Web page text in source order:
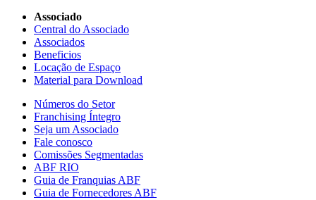
Associado
Central do Associado
Associados
Beneficios
Locação de Espaço
Material para Download
Números do Setor
Franchising Íntegro
Seja um Associado
Fale conosco
Comissões Segmentadas
ABF RIO
Guia de Franquias ABF
Guia de Fornecedores ABF